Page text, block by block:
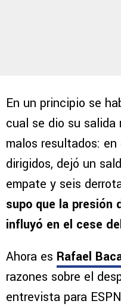
En un principio se
cual se dio su
malos resultados:
dirigidos, dejó un
empate y seis
supo que la presión
influyó en el cese
Ahora es Rafael
razones sobre el
entrevista para